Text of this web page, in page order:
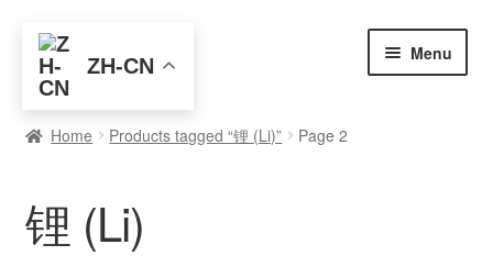
Skip
navigation
Skip
content
Menu
首页
元素查询
Home Products tagged “锂 (Li)” Page 2
锂 (Li)
ZH-CN